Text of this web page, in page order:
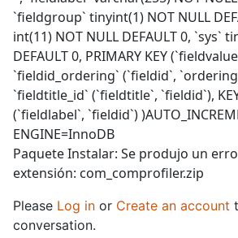
`fieldgroup` tinyint(1) NOT NULL
int(11) NOT NULL DEFAULT 0, `sys`
DEFAULT 0, PRIMARY KEY
`fieldid_ordering` (`fieldid`,
`fieldtitle_id` (`fieldtitle`, `fieldid`),
(`fieldlabel`, `fieldid`)
ENGINE=InnoDB
Paquete Instalar: Se produjo un
extensión: com_comprofiler.zip
Please Log in or Create an account
conversation.